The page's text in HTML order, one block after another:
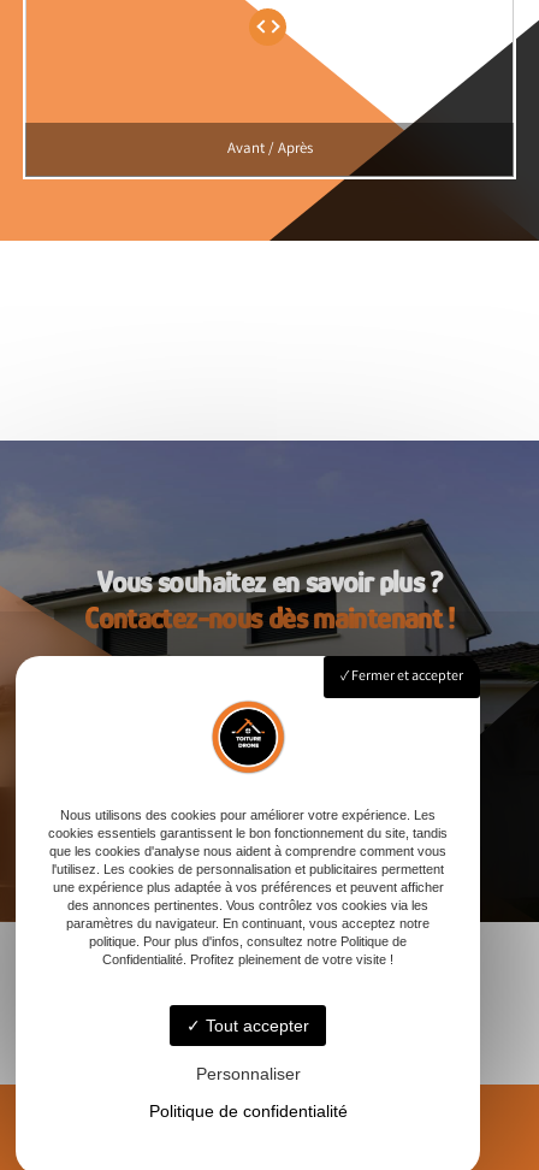
Avant / Après
Vous souhaitez en savoir plus ?
Contactez-nous dès maintenant !
Fermer et accepter
Nous utilisons des cookies pour améliorer votre expérience. Les
cookies essentiels garantissent le bon fonctionnement du site, tandis
que les cookies d'analyse nous aident à comprendre comment vous
l'utilisez. Les cookies de personnalisation et publicitaires permettent
une expérience plus adaptée à vos préférences et peuvent afficher
des annonces pertinentes. Vous contrôlez vos cookies via les
paramètres du navigateur. En continuant, vous acceptez notre
politique. Pour plus d'infos, consultez notre Politique de
Confidentialité. Profitez pleinement de votre visite !
Tout accepter
Personnaliser
Politique de confidentialité